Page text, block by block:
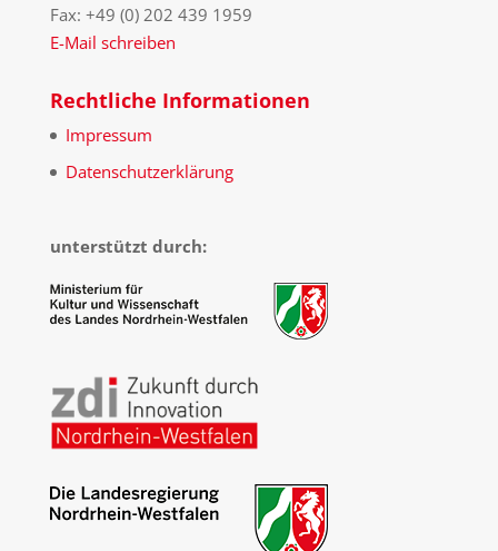
Fax: +49 (0) 202 439 1959
E-Mail schreiben
Rechtliche Informationen
Impressum
Datenschutzerklärung
unterstützt durch: